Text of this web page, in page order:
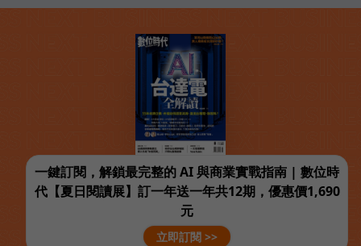
一鍵訂閱，解鎖最完整的 AI 與商業實戰指南 | 數位時
代【夏日閱讀展】訂一年送一年共12期，優惠價1,690
元
立即訂閱 >>